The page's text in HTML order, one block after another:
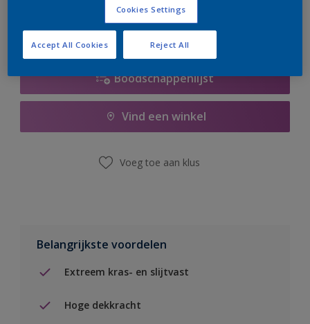
Boodschappenlijst
Vind een winkel
Voeg toe aan klus
Belangrijkste voordelen
Extreem kras- en slijtvast
Hoge dekkracht
Cookies Settings
Reject All
Accept All Cookies